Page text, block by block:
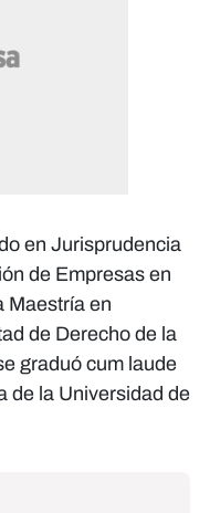
en Jurisprudencia
de Empresas en
Maestría en
de Derecho de la
graduó cum laude
de la Universidad de